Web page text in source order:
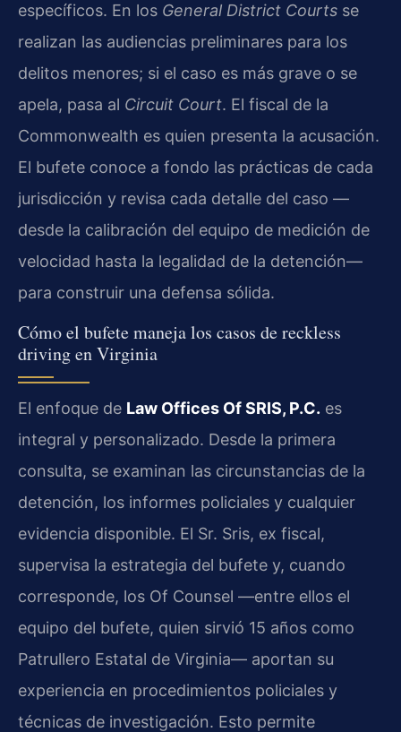
específicos. En los General District Courts se
realizan las audiencias preliminares para los
delitos menores; si el caso es más grave o se
apela, pasa al Circuit Court. El fiscal de la
Commonwealth es quien presenta la acusación.
El bufete conoce a fondo las prácticas de cada
jurisdicción y revisa cada detalle del caso —
desde la calibración del equipo de medición de
velocidad hasta la legalidad de la detención—
para construir una defensa sólida.
Cómo el bufete maneja los casos de reckless
driving en Virginia
El enfoque de Law Offices Of SRIS, P.C. es
integral y personalizado. Desde la primera
consulta, se examinan las circunstancias de la
detención, los informes policiales y cualquier
evidencia disponible. El Sr. Sris, ex fiscal,
supervisa la estrategia del bufete y, cuando
corresponde, los Of Counsel —entre ellos el
equipo del bufete, quien sirvió 15 años como
Patrullero Estatal de Virginia— aportan su
experiencia en procedimientos policiales y
técnicas de investigación. Esto permite